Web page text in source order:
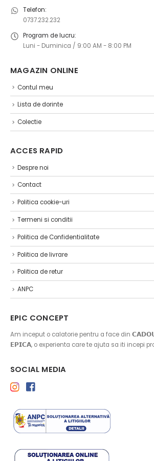
Telefon:
0737.232.232
Program de lucru:
Luni - Duminica / 9:00 AM - 8:00 PM
MAGAZIN ONLINE ​
Contul meu
Lista de dorinte
Colectie
ACCES RAPID
Despre noi
Contact
Politica cookie-uri
Termeni si conditii
Politica de Confidentialitate
Politica de livrare
Politica de retur
ANPC
EPIC CONCEPT
Am inceput o calatorie pentru a face din
𝗘𝗣𝗜𝗖𝗔, o experienta care te ajuta sa iti incepi
SOCIAL MEDIA